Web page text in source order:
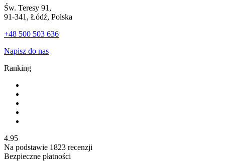
Św. Teresy 91,
91-341, Łódź, Polska
+48 500 503 636
Napisz do nas
Ranking
4.95
Na podstawie 1823 recenzji
Bezpieczne płatności